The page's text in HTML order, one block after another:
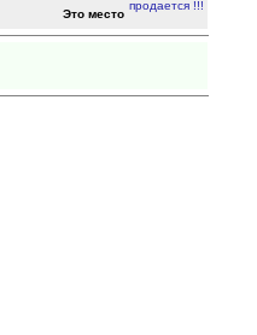
Это место